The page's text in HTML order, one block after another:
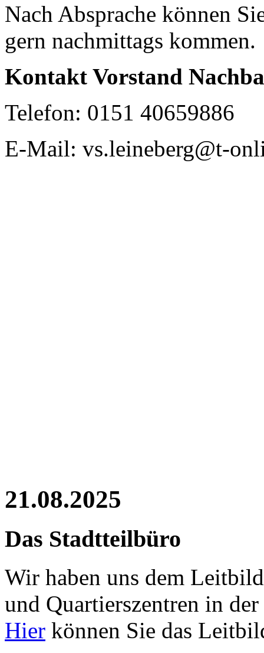
Nach Absprache können
gern nachmittags kommen.
Kontakt Vorstand
Telefon: 0151 40659886
E-Mail: vs.leineberg@t-
21.08.2025
Das Stadtteilbüro
Wir haben uns dem
und Quartierszentren in
Hier können Sie das